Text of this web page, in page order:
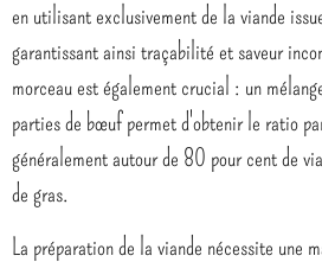
en utilisant exclusivement de la viande
garantissant ainsi traçabilité et saveur
morceau est également crucial : un
parties de bœuf permet d'obtenir le ratio
généralement autour de 80 pour cent de
de gras.
La préparation de la viande nécessite une